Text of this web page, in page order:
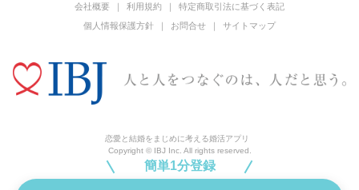
簡単1分登録
会社概要 利用規約
特定商取引法に基づく表記
個人情報保護方針
お問合せ サイトマップ
恋愛と結婚をまじめに考える婚活アプリ
Copyright © IBJ Inc. All rights reserved.